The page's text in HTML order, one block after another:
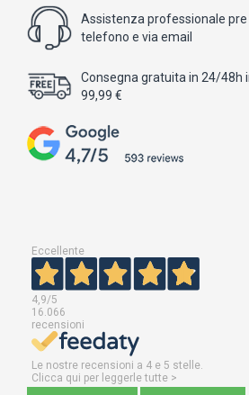
Assistenza professionale
telefono e via email
Consegna gratuita in 24/48h
99,99 €
Eccellente
4,9/5
16.066
recensioni
Le nostre recensioni a 4 e 5 stelle.
Clicca qui per leggerle tutte >